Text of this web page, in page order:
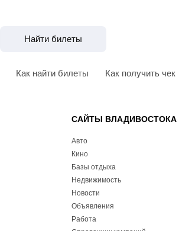
Найти билеты
Как найти билеты Как получить чек
САЙТЫ ВЛАДИВОСТОКА
Авто
Кино
Базы отдыха
Недвижимость
Новости
Объявления
Работа